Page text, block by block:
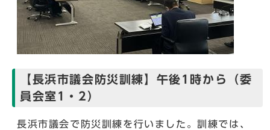
【長浜市議会防災訓練】午後1時から（委
員会室1・2）
長浜市議会で防災訓練を行いました。訓練では、